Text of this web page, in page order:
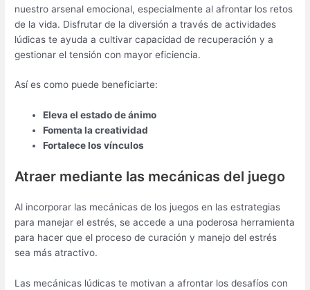
nuestro arsenal emocional, especialmente al afrontar los retos
de la vida. Disfrutar de la diversión a través de actividades
lúdicas te ayuda a cultivar capacidad de recuperación y a
gestionar el tensión con mayor eficiencia.
Así es como puede beneficiarte:
Eleva el estado de ánimo
Fomenta la creatividad
Fortalece los vínculos
Atraer mediante las mecánicas del juego
Al incorporar las mecánicas de los juegos en las estrategias
para manejar el estrés, se accede a una poderosa herramienta
para hacer que el proceso de curación y manejo del estrés
sea más atractivo.
Las mecánicas lúdicas te motivan a afrontar los desafíos con